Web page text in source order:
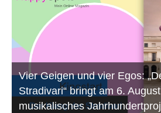
Vier Geigen und vier Egos:
Stradivari“ bringt am 6.
musikalisches